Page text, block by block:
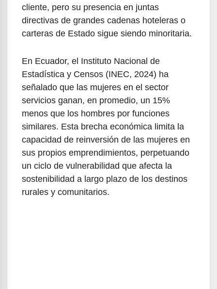
cliente, pero su presencia en juntas
directivas de grandes cadenas hoteleras o
carteras de Estado sigue siendo minoritaria.
En Ecuador, el Instituto Nacional de
Estadística y Censos (INEC, 2024) ha
señalado que las mujeres en el sector
servicios ganan, en promedio, un 15%
menos que los hombres por funciones
similares. Esta brecha económica limita la
capacidad de reinversión de las mujeres en
sus propios emprendimientos, perpetuando
un ciclo de vulnerabilidad que afecta la
sostenibilidad a largo plazo de los destinos
rurales y comunitarios.